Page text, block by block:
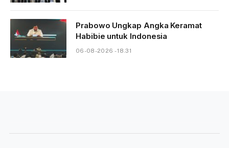
Prabowo Ungkap Angka Keramat
Habibie untuk Indonesia
06-08-2026 - 18.31